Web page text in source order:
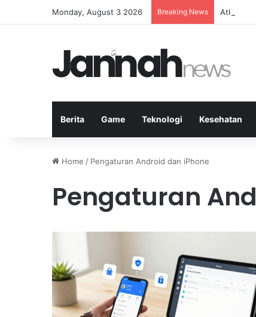
Monday, August 3 2026 Breaking News Atlet
Berita Game Teknologi Kesehatan
Home / Pengaturan Android dan iPhone
Pengaturan